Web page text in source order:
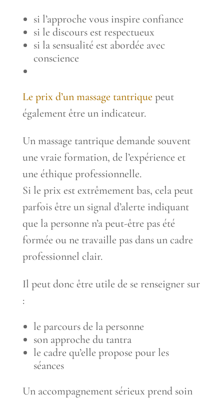
si l’approche vous inspire confiance
si le discours est respectueux
si la sensualité est abordée avec
conscience
Le prix d’un massage tantriquepeut
également être un indicateur.
Un massage tantrique demande souvent
une vraie formation, de l’expérience et
une éthique professionnelle.
Si le prix est extrêmement bas, cela peut
parfois être un signal d’alerte indiquant
que la personne n’a peut-être pas été
formée ou ne travaille pas dans un cadre
professionnel clair.
Il peut donc être utile de se renseigner sur
:
le parcours de la personne
son approche du tantra
le cadre qu’elle propose pour les
séances
Un accompagnement sérieux prend soin